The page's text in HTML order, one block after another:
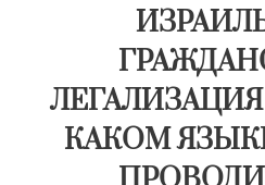
КАКОМ